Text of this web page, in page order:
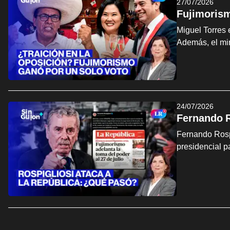
27/07/2026
Miguel Torres
Además, el
24/07/2026
Fernando
Fernando
presidencial